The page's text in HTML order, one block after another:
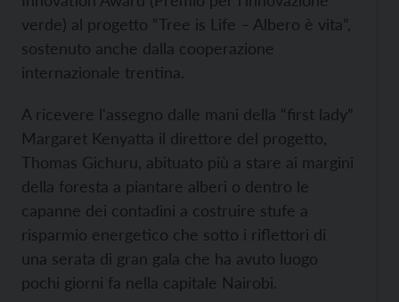
verde) al progetto “Tree is Life – Albero è vita”,
sostenuto anche dalla cooperazione
internazionale trentina.
A ricevere l'assegno dalle mani della “first lady”
Margaret Kenyatta il direttore del progetto,
Thomas Gichuru, abituato più a stare ai margini
della foresta a piantare alberi o dentro le
capanne dei contadini a costruire stufe a
risparmio energetico che sotto i riflettori di
una serata di gran gala che ha avuto luogo
pochi giorni fa nella capitale Nairobi.